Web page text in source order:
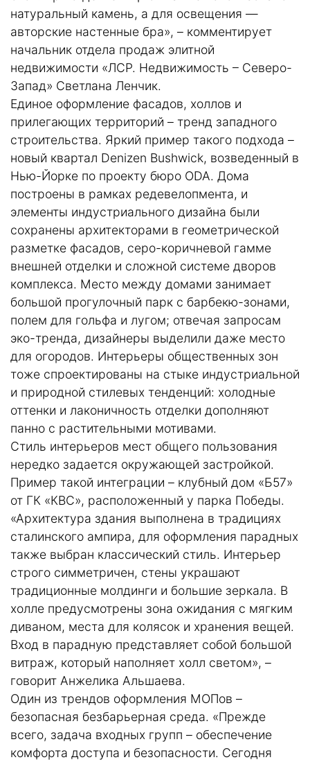
натуральный камень, а для освещения —
авторские настенные бра», – комментирует
начальник отдела продаж элитной
недвижимости «ЛСР. Недвижимость – Северо-
Запад» Светлана Ленчик.
Единое оформление фасадов, холлов и
прилегающих территорий – тренд западного
строительства. Яркий пример такого подхода –
новый квартал Denizen Bushwick, возведенный в
Нью-Йорке по проекту бюро ODA. Дома
построены в рамках редевелопмента, и
элементы индустриального дизайна были
сохранены архитекторами в геометрической
разметке фасадов, серо-коричневой гамме
внешней отделки и сложной системе дворов
комплекса. Место между домами занимает
большой прогулочный парк с барбекю-зонами,
полем для гольфа и лугом; отвечая запросам
эко-тренда, дизайнеры выделили даже место
для огородов. Интерьеры общественных зон
тоже спроектированы на стыке индустриальной
и природной стилевых тенденций: холодные
оттенки и лаконичность отделки дополняют
панно с растительными мотивами.
Стиль интерьеров мест общего пользования
нередко задается окружающей застройкой.
Пример такой интеграции – клубный дом «Б57»
от ГК «КВС», расположенный у парка Победы.
«Архитектура здания выполнена в традициях
сталинского ампира, для оформления парадных
также выбран классический стиль. Интерьер
строго симметричен, стены украшают
традиционные молдинги и большие зеркала. В
холле предусмотрены зона ожидания с мягким
диваном, места для колясок и хранения вещей.
Вход в парадную представляет собой большой
витраж, который наполняет холл светом», –
говорит Анжелика Альшаева.
Один из трендов оформления МОПов –
безопасная безбарьерная среда. «Прежде
всего, задача входных групп – обеспечение
комфорта доступа и безопасности. Сегодня